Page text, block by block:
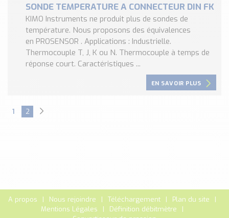
SONDE TEMPERATURE A CONNECTEUR DIN FK
KIMO Instruments ne produit plus de sondes de
température. Nous proposons des équivalences
en PROSENSOR . Applications : Industrielle.
Thermocouple T, J, K ou N. Thermocouple à temps de
réponse court. Caractéristiques ...
EN SAVOIR PLUS
1 2
A propos Nous rejoindre Téléchargement
Plan du site
Mentions Légales
Définition débitmètre